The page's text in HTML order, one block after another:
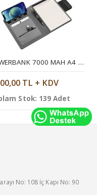
POWERBANK 7000 MAH A4 ORGANIZER
TL + KDV
Stok: 139 Adet
No: 108 İç Kapı No: 90